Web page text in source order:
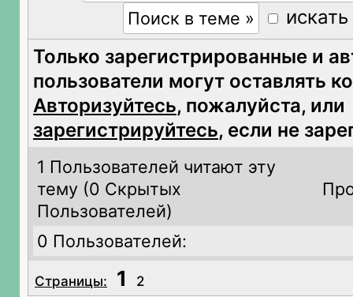
Только зарегистрированные и
пользователи могут оставлять
Авторизуйтесь, пожалуйста, или
зарегистрируйтесь, если не
1 Пользователей читают эту
тему (0 Скрытых
Пользователей)
0 Пользователей:
Страницы: 1 2